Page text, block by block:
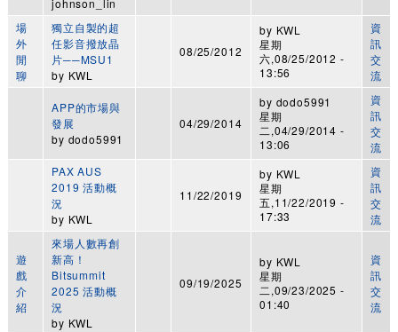
johnson_lin
場
外
閒
聊
獨立自製的超
任影音撥放晶
片──MSU1
by KWL
08/25/2012
by KWL
星期
六,08/25/2012 -
13:56
資
訊
交
流
APP的市場與
發展
by dodo5991
04/29/2014
by dodo5991
星期
二,04/29/2014 -
13:06
資
訊
交
流
PAX AUS
2019 活動概
況
by KWL
11/22/2019
by KWL
星期
五,11/22/2019 -
17:33
資
訊
交
流
遊
戲
介
紹
來場人數再創
新高！
Bitsummit
2025 活動概
況
by KWL
09/19/2025
by KWL
星期
二,09/23/2025 -
01:40
資
訊
交
流